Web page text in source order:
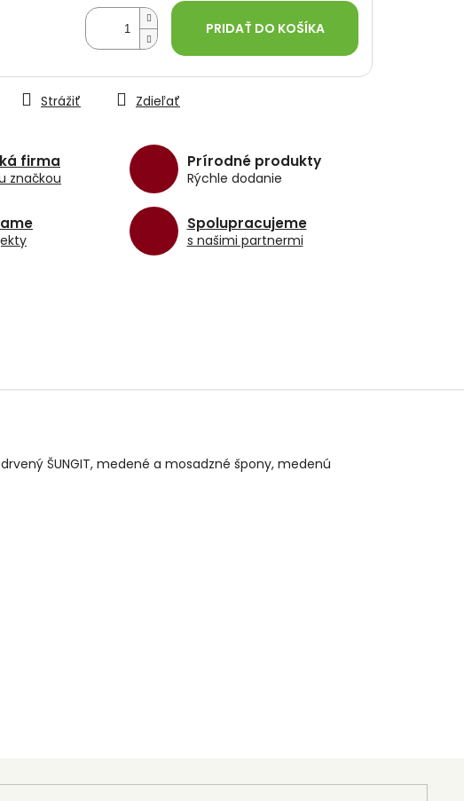
PRIDAŤ DO KOŠÍKA
firma
značkou
Prírodné produkty
Rýchle dodanie
Spolupracujeme
s našimi partnermi
Strážiť Zdieľať
ŠUNGIT, medené a mosadzné špony, medenú